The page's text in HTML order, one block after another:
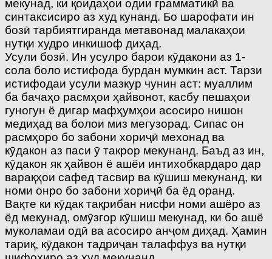
мекунад, ки қоидаҳои одии грамматикӣ ва
синтаксисиро аз худ кунанд. Бо шарофати ин
бозӣ тарбиятгиранда метавонад малакаҳои
нутқи худро инкишоф диҳад.
Усули бозӣ. Ин усулро барои кӯдакони аз 1-
сола боло истифода бурдан мумкин аст. Тарзи
истифодаи усули мазкур чунин аст: муаллим
ба бачаҳо расмҳои ҳайвонот, касбу пешаҳои
гуногун ё дигар мафҳумҳои асосиро нишон
медиҳад ва болои миз мегузорад. Сипас он
расмҳоро бо забони хориҷӣ мехонад ва
кӯдакон аз паси ӯ такрор мекунанд. Баъд аз ин,
кӯдакон як ҳайвон ё ашёи интихобкардаро дар
варақҳои сафед тасвир ва кӯшиш мекунанд, ки
номи онро бо забони хориҷӣ ба ёд оранд.
Вақте ки кӯдак тақрибан нисфи номи ашёро аз
ёд мекунад, омӯзгор кӯшиш мекунад, ки бо ашё
муколамаи одӣ ва асосиро анҷом диҳад. Ҳамин
тариқ, кӯдакон тадриҷан талаффуз ва нутқи